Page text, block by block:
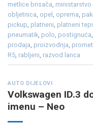
metlice brisača, ministarstvo
obljetnica, opel , oprema,
pickup, platneni, platneni
pneumatik, polo, postignuća,
prodaja, proizvodnja, promet
R5, rabljeni, razvod lanca
AUTO DIJELOVI
Volkswagen ID.3
imenu – Neo